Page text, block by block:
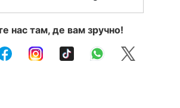
нас там, де вам зручно!